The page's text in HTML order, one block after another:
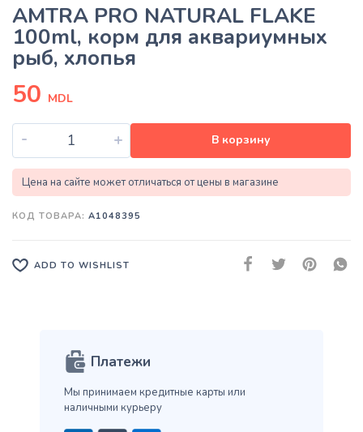
AMTRA PRO NATURAL FLAKE
100ml, корм для аквариумных
рыб, хлопья
50 MDL
- + В корзину
Цена на сайте может отличаться от цены в магазине
КОД ТОВАРА: A1048395
ADD TO WISHLIST
Платежи
Мы принимаем кредитные карты или
наличными курьеру